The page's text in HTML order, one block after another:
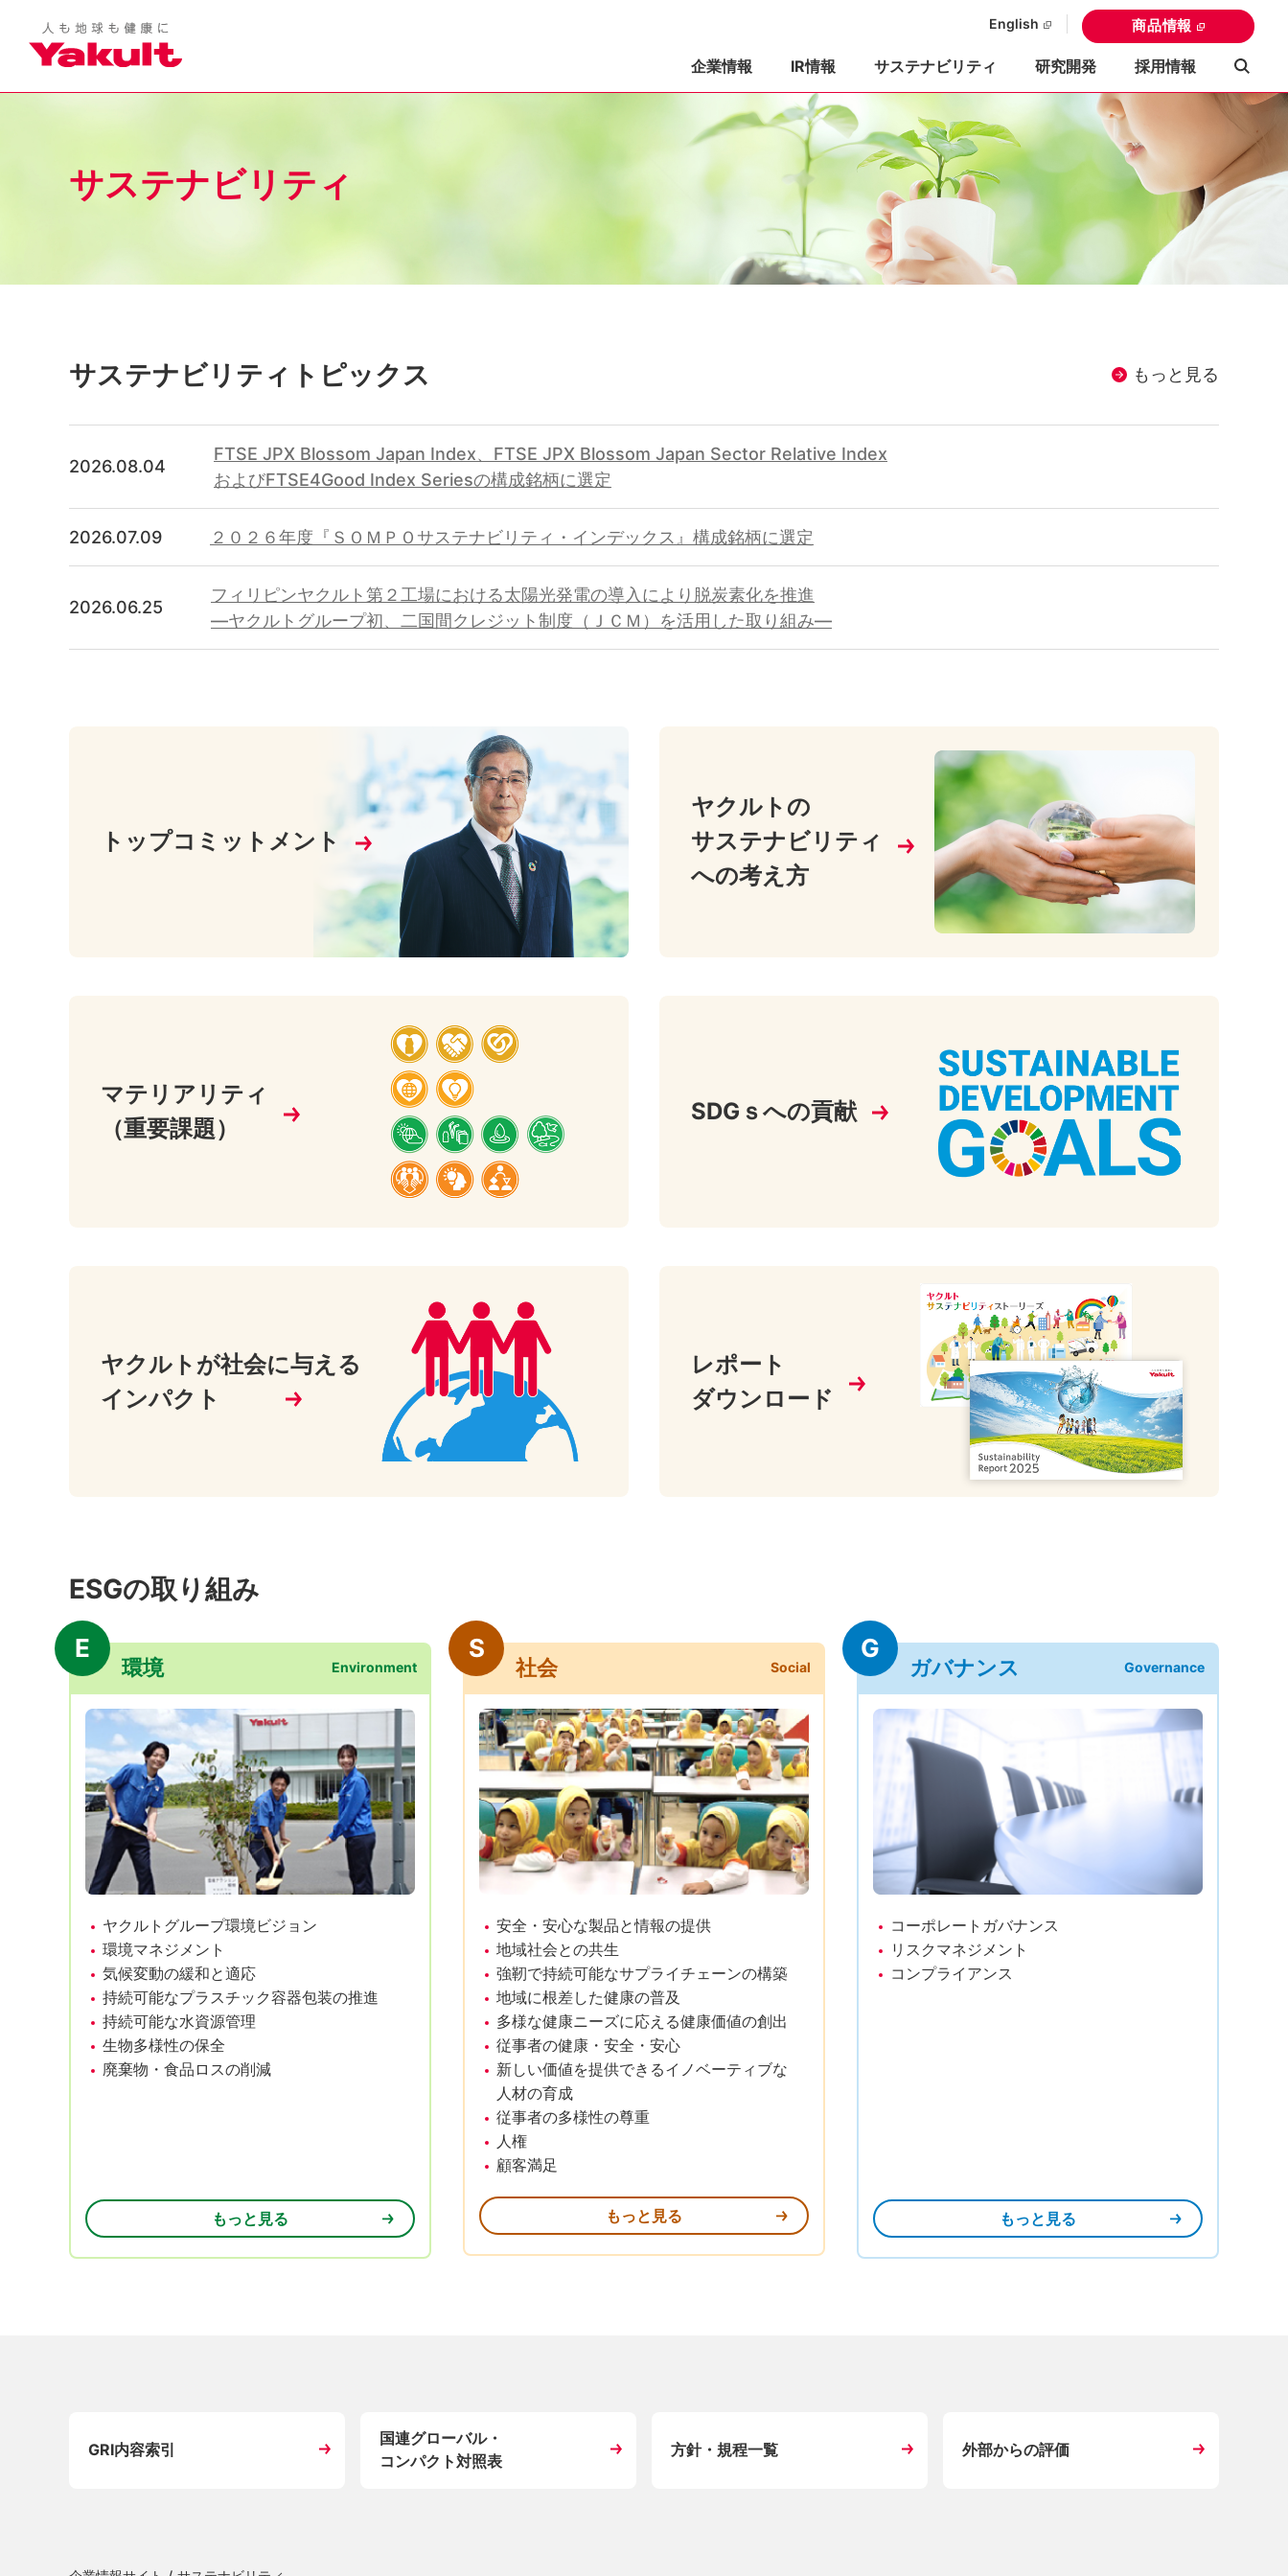
English 商品情報
企業情報 IR情報 サステナビリティ 研究開発 採用情報
サステナビリティ
サステナビリティ トピックス もっと見る
2026.08.04
FTSE JPX Blossom Japan Index、FTSE JPX Blossom Japan Sector Relative Index
およびFTSE4Good Index Seriesの構成銘柄に選定
2026.07.09 ２０２６年度『ＳＯＭＰＯサステナビリティ・インデックス』構成銘柄に選定
2026.06.25
フィリピンヤクルト第２工場における太陽光発電の導入により脱炭素化を推進
―ヤクルトグループ初、二国間クレジット制度（ＪＣＭ）を活用した取り組み―
トップコミットメント
ヤクルトの
サステナビリティ
への考え方
マテリアリティ
（重要課題）
SDGｓへの貢献
ヤクルトが社会に与える
インパクト
レポート
ダウンロード
ESGの取り組み
E
環境 Environment
ヤクルトグループ環境ビジョン
環境マネジメント
気候変動の緩和と適応
持続可能なプラスチック容器包装の推進
持続可能な水資源管理
生物多様性の保全
廃棄物・食品ロスの削減
もっと見る
S
社会 Social
安全・安心な製品と情報の提供
地域社会との共生
強靭で持続可能なサプライチェーンの構築
地域に根差した健康の普及
多様な健康ニーズに応える健康価値の創出
従事者の健康・安全・安心
新しい価値を提供できるイノベーティブな
人材の育成
従事者の多様性の尊重
人権
顧客満足
もっと見る
G
ガバナンス Governance
コーポレートガバナンス
リスクマネジメント
コンプライアンス
もっと見る
GRI内容索引
国連グローバル・
コンパクト対照表
方針・規程一覧 外部からの評価